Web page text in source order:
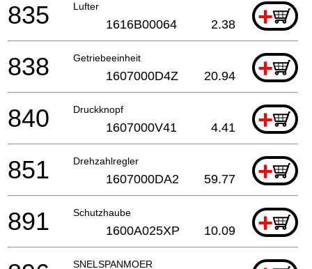
Lufter +
835 1616B00064 2.38
Getriebeeinheit +
838 1607000D4Z 20.94
Druckknopf +
840 1607000V41 4.41
Drehzahlregler +
851 1607000DA2 59.77
Schutzhaube +
891 1600A025XP 10.09
SNELSPANMOER